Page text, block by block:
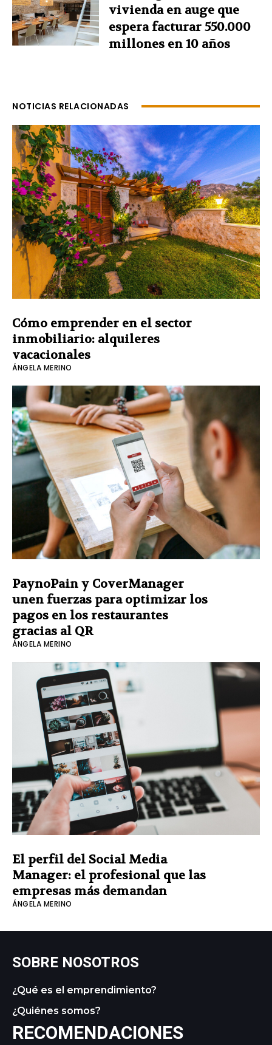
vivienda en auge que
espera facturar 550.000
millones en 10 años
NOTICIAS RELACIONADAS
Cómo emprender en el sector
inmobiliario: alquileres
vacacionales
ÁNGELA MERINO
PaynoPain y CoverManager
unen fuerzas para optimizar los
pagos en los restaurantes
gracias al QR
ÁNGELA MERINO
El perfil del Social Media
Manager: el profesional que las
empresas más demandan
ÁNGELA MERINO
SOBRE NOSOTROS
¿Qué es el emprendimiento?
¿Quiénes somos?
RECOMENDACIONES